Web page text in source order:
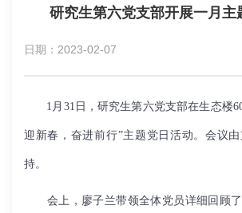
研究生第六党支部开展一月主
日期：2023-02-07
1月31日，研究生第六党支部在生态楼
迎新春，奋进前行”主题党日活动。会议
持。
会上，廖子兰带领全体党员详细回顾了